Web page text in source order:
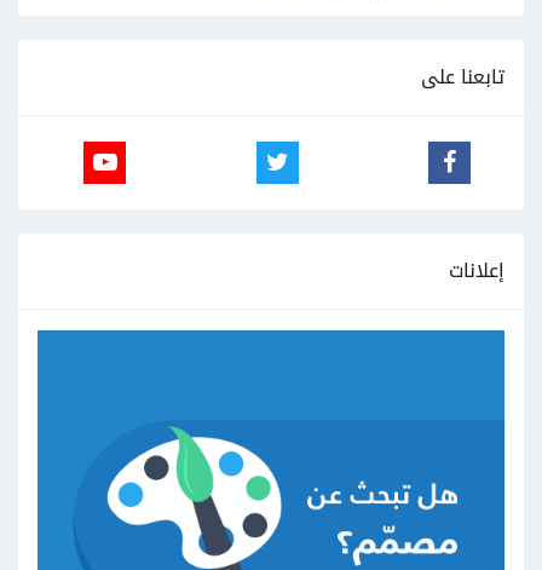
تابعنا على
إعلانات